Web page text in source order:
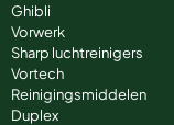
Ghibli
Vorwerk
Sharp luchtreinigers
Vortech
Reinigingsmiddelen
Duplex